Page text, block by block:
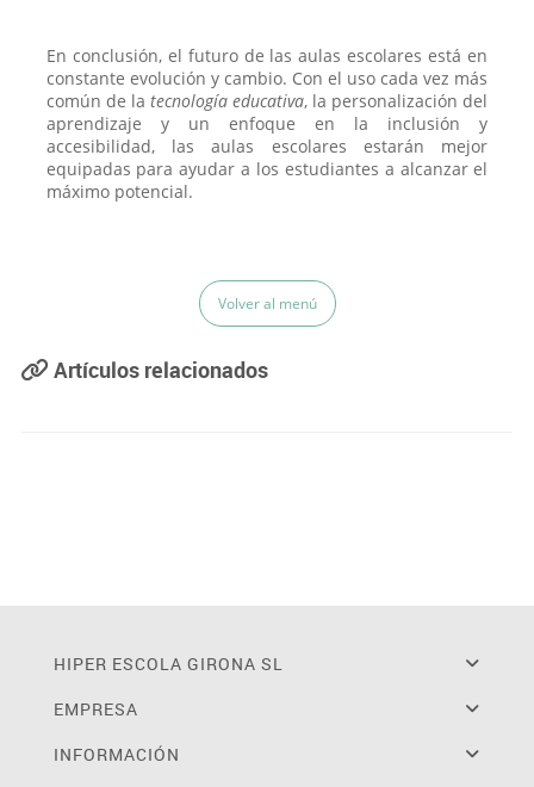
En conclusión, el futuro de las aulas escolares está en
constante evolución y cambio. Con el uso cada vez más
común de la tecnología educativa, la personalización del
aprendizaje y un enfoque en la inclusión y
accesibilidad, las aulas escolares estarán mejor
equipadas para ayudar a los estudiantes a alcanzar el
máximo potencial.
Volver al menú
Artículos relacionados
HIPER ESCOLA GIRONA SL
EMPRESA
INFORMACIÓN